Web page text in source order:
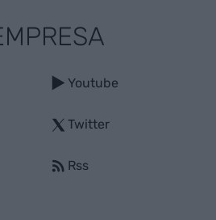
Youtube
Twitter
Rss